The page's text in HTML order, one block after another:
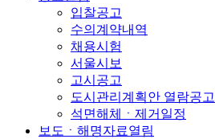
입찰공고
수의계약내역
채용시험
서울시보
고시공고
도시관리계획안 열람공고
석면해체ㆍ제거일정
보도ㆍ해명자료열림